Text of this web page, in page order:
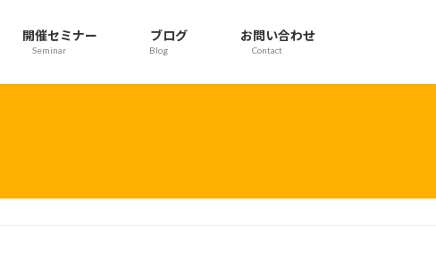
開催セミナー
Seminar
ブログ
Blog
お問い合わせ
Contact